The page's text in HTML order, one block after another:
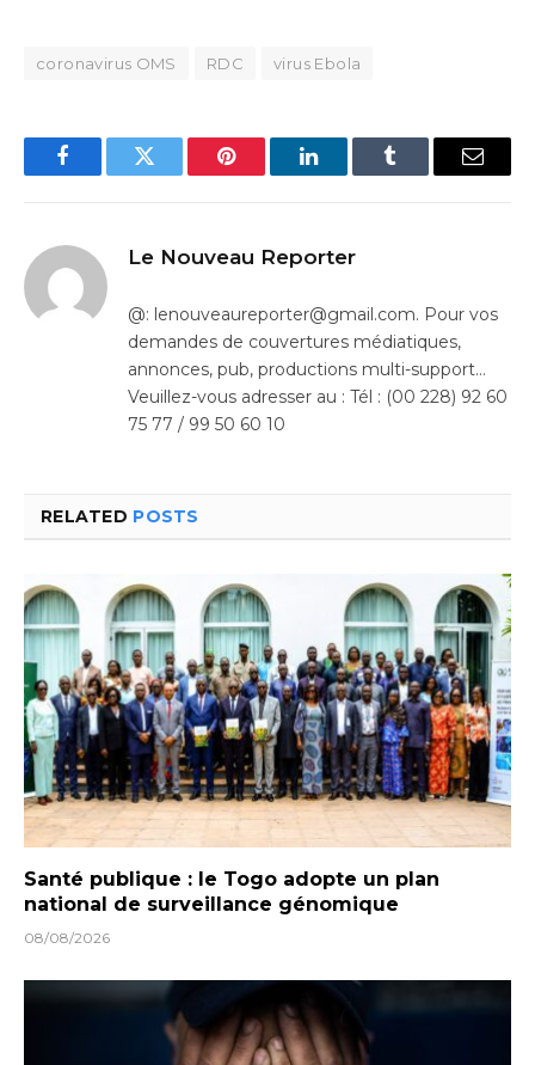
coronavirus OMS RDC virus Ebola
FacebookTwitter Pinterest LinkedInTumblr Email
Le Nouveau Reporter
@: lenouveaureporter@gmail.com. Pour vos
demandes de couvertures médiatiques,
annonces, pub, productions multi-support…
Veuillez-vous adresser au : Tél : (00 228) 92 60
75 77 / 99 50 60 10
RELATED POSTS
Santé publique : le Togo adopte un plan
national de surveillance génomique
08/08/2026